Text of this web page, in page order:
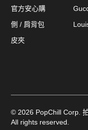
官方安心購
側 / 肩背包
皮夾
© 2026 PopChill Corp.
All rights reserved.